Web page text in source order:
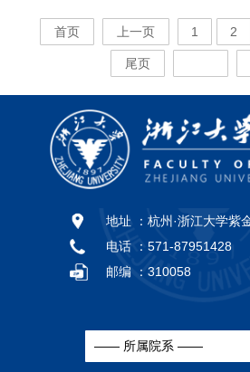
首页 上一页 1 2
尾页
地址 ： 杭州·浙江大学紫
电话 ： 571-87951428
邮编 ： 310058
—— 所属院系 ——